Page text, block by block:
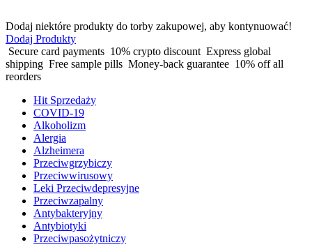
Dodaj niektóre produkty do torby zakupowej, aby kontynuować!
Dodaj Produkty
Secure card payments 10% crypto discount Express global
shipping Free sample pills Money-back guarantee 10% off all
reorders
Hit Sprzedaży
COVID-19
Alkoholizm
Alergia
Alzheimera
Przeciwgrzybiczy
Przeciwwirusowy
Leki Przeciwdepresyjne
Przeciwzapalny
Antybakteryjny
Antybiotyki
Przeciwpasożytniczy